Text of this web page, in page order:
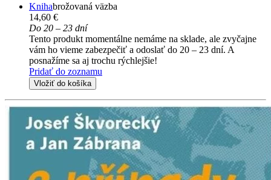
Knihabrožovaná väzba
14,60 €
Do 20 – 23 dní
Tento produkt momentálne nemáme na sklade, ale zvyčajne
vám ho vieme zabezpečiť a odoslať do 20 – 23 dní. A
posnažíme sa aj trochu rýchlejšie!
Pridať do zoznamu
Vložiť do košíka